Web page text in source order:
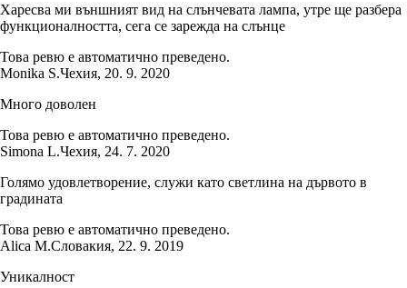
Харесва ми външният вид на слънчевата лампа, утре ще разбера
функционалността, сега се зарежда на слънце
Това ревю е автоматично преведено.
Monika S.Чехия, 20. 9. 2020
Много доволен
Това ревю е автоматично преведено.
Simona L.Чехия, 24. 7. 2020
Голямо удовлетворение, служи като светлина на дървото в
градината
Това ревю е автоматично преведено.
Alica M.Словакия, 22. 9. 2019
Уникалност